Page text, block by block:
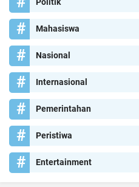
Mahasiswa
Nasional
Internasional
Pemerintahan
Peristiwa
Entertainment